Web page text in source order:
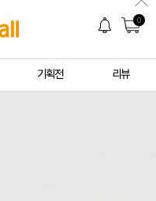
0
기획전 리뷰